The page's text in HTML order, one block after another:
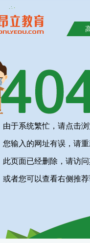
由于系统繁忙，请点击
您输入的网址有误，请重
此页面已经删除，请访
或者您可以查看右侧推荐